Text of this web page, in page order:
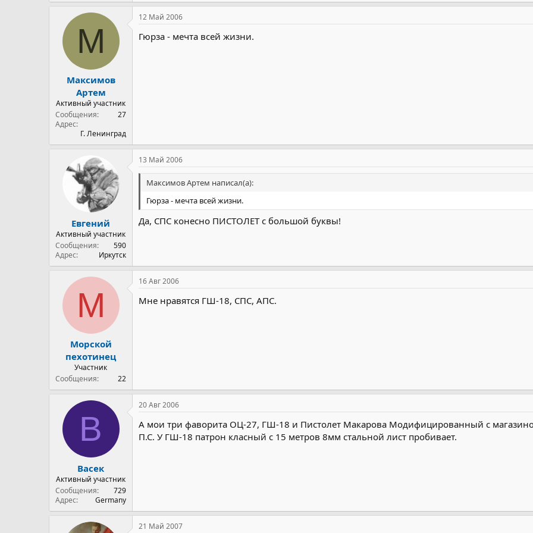
М
Максимов
Артем
Активный участник
Сообщения
27
Адрес
Г. Ленинград
12 Май 2006
Гюрза - мечта всей жизни.
Евгений
Активный участник
Сообщения
590
Адрес
Иркутск
13 Май 2006
Максимов Артем написал(а):
Гюрза - мечта всей жизни.
Да, СПС конесно ПИСТОЛЕТ с большой буквы!
М
Морской
пехотинец
Участник
Сообщения
22
16 Авг 2006
Мне нравятся ГШ-18, СПС, АПС.
В
Васек
Активный участник
Сообщения
729
Адрес
Germany
20 Авг 2006
А мои три фаворита ОЦ-27, ГШ-18 и Пистолет Макарова Модифицированный с
П.С. У ГШ-18 патрон класный с 15 метров 8мм стальной лист пробивает.
21 Май 2007